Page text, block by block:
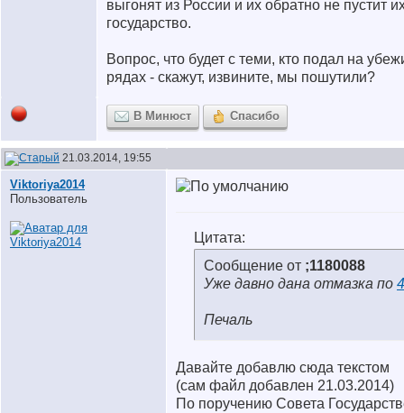
выгонят из России и их обратно не пустит
государство.
Вопрос, что будет с теми, кто подал на
рядах - скажут, извините, мы пошутили?
В Минюст Спасибо
21.03.2014, 19:55
Viktoriya2014
Пользователь
Цитата:
Сообщение от ;1180088
Уже давно дана отмазка по
Печаль
Давайте добавлю сюда текстом
(сам файл добавлен 21.03.2014)
По поручению Совета